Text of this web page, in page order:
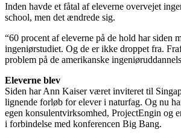
Inden havde et fåtal af eleverne overvejet
school, men det ændrede sig.
“60 procent af eleverne på de hold har siden
ingeniørstudiet. Og de er ikke droppet fra.
problem på de amerikanske
Eleverne blev
Siden har Ann Kaiser været inviteret til
lignende forløb for elever i naturfag. Og nu
egen konsulentvirksomhed, ProjectEngin og
i forbindelse med konferencen Big Bang.